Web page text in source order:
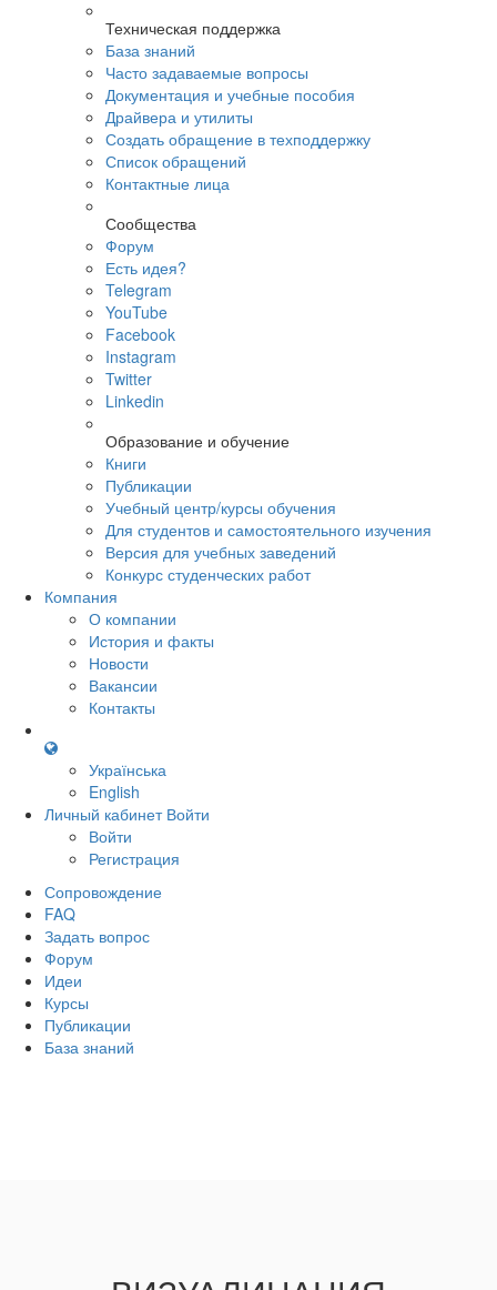
Техническая поддержка
База знаний
Часто задаваемые вопросы
Документация и учебные пособия
Драйвера и утилиты
Создать обращение в техподдержку
Список обращений
Контактные лица
Сообщества
Форум
Есть идея?
Telegram
YouTube
Facebook
Instagram
Twitter
Linkedin
Образование и обучение
Книги
Публикации
Учебный центр/курсы обучения
Для студентов и самостоятельного изучения
Версия для учебных заведений
Конкурс студенческих работ
Компания
О компании
История и факты
Новости
Вакансии
Контакты
Українська
English
Личный кабинет Войти
Войти
Регистрация
Сопровождение
FAQ
Задать вопрос
Форум
Идеи
Курсы
Публикации
База знаний